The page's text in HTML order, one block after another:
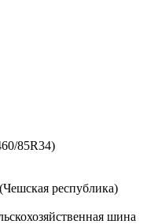
85R34)
республика)
шина